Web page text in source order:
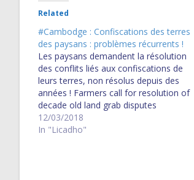
Related
#Cambodge : Confiscations des terres
des paysans : problèmes récurrents !
Les paysans demandent la résolution
des conflits liés aux confiscations de
leurs terres, non résolus depuis des
années ! Farmers call for resolution of
decade old land grab disputes
12/03/2018
In "Licadho"